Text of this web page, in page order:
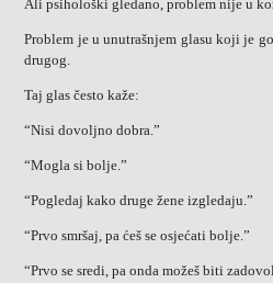
Ali psihološki gledano, problem nije u
Problem je u unutrašnjem glasu koji je
drugog.
Taj glas često kaže:
“Nisi dovoljno dobra.”
“Mogla si bolje.”
“Pogledaj kako druge žene izgledaju.”
“Prvo smršaj, pa ćeš se osjećati bolje.”
“Prvo se sredi, pa onda možeš biti